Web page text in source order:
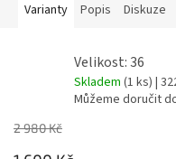
Varianty Popis Diskuze
Velikost: 36
Skladem (1 ks) |
Můžeme doručit
2 980 Kč